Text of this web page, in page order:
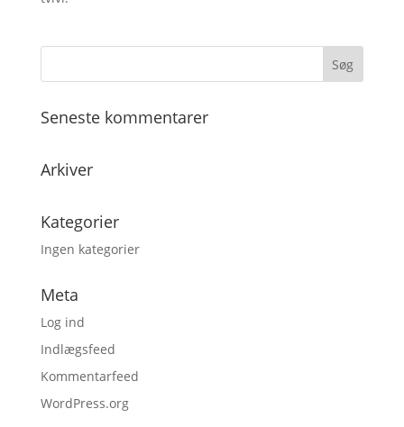
Seneste kommentarer
Arkiver
Kategorier
Ingen kategorier
Meta
Log ind
Indlægsfeed
Kommentarfeed
WordPress.org